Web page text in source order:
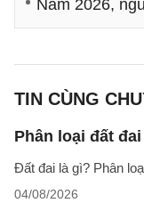
Năm 2026,
TIN CÙNG
Phân loại đất
Đất đai là gì? Phân
04/08/2026